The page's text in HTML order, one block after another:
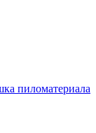
пиломатериала